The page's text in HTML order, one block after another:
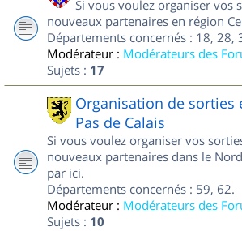
Si vous voulez organiser vos
nouveaux partenaires en région
Départements concernés : 18, 28,
Modérateur : Modérateurs des
Sujets : 17
Organisation de sorties
Pas de Calais
Si vous voulez organiser vos
nouveaux partenaires dans le
par ici.
Départements concernés : 59, 62.
Modérateur : Modérateurs des
Sujets : 10